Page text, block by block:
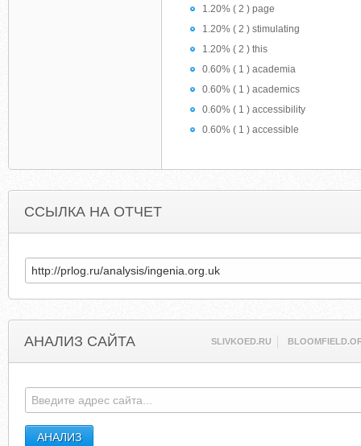
1.20% ( 2 ) page
1.20% ( 2 ) stimulating
1.20% ( 2 ) this
0.60% ( 1 ) academia
0.60% ( 1 ) academics
0.60% ( 1 ) accessibility
0.60% ( 1 ) accessible
ССЫЛКА НА ОТЧЕТ
АНАЛИЗ САЙТА SLIVKOED.RU